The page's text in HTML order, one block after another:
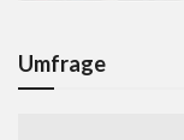
Umfrage